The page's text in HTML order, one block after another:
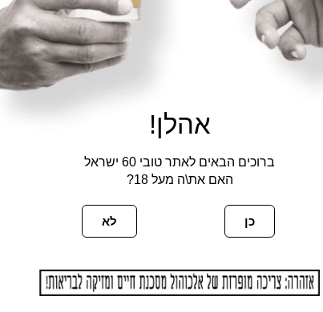
שאגיב.
אהלן!
ברוכים הבאים לאתר טובי 60 ישראל
האם את\ה מעל 18?
כן לא